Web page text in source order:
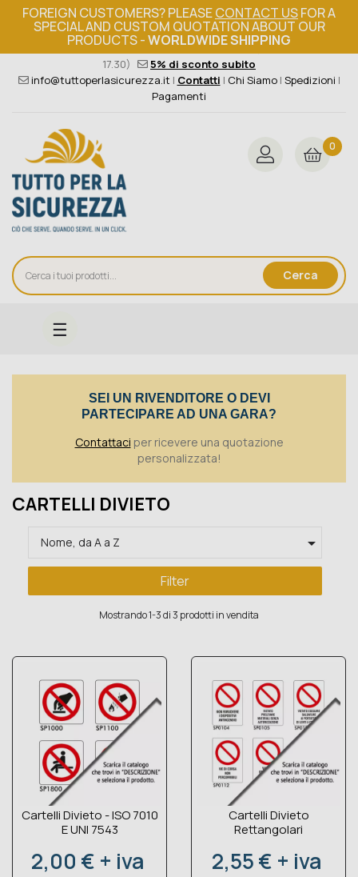
FOREIGN CUSTOMERS? PLEASECONTACT USFOR A
SPECIAL AND CUSTOM QUOTATION ABOUT OUR
PRODUCTS -WORLDWIDE SHIPPING
Ordine minimo 149€+iva 376 004 4000(Lun - Ven / 8.30 -
17.30)
5% di sconto subito
info@tuttoperlasicurezza.it | Contatti | Chi Siamo| Spedizioni |
Pagamenti
Cerca
0
navigazione
☰
SEI UN RIVENDITORE O DEVI
PARTECIPARE AD UNA GARA?
Contattaci per ricevere una quotazione
personalizzata!
CARTELLI DIVIETO
Nome, da A a Z 
Filter
Mostrando 1-3 di 3 prodotti in vendita
Cartelli Divieto - ISO 7010
E UNI 7543
Prezzo
2,00 € + iva
Cartelli Divieto
Rettangolari
Prezzo
2,55 € + iva